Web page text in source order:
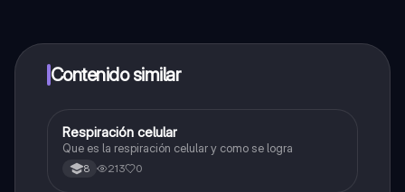
a determinadas funciones.
Contenido similar
Biologia
Respiración celular
Que es la respiración celular y como se logra
8 213 0